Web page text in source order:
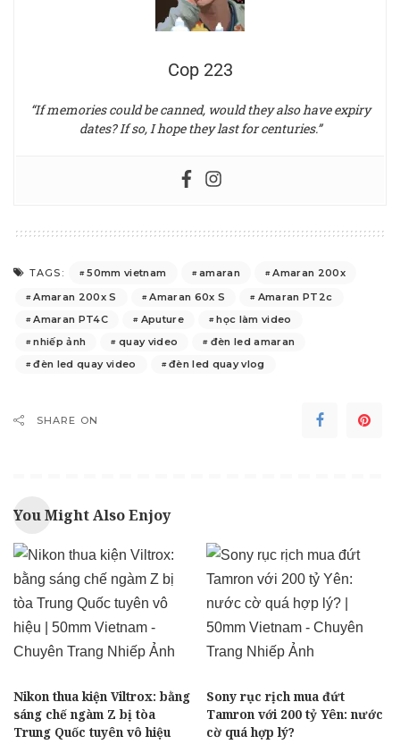
Cop 223
“If memories could be canned, would they also have expiry
dates? If so, I hope they last for centuries.”
TAGS: 50mm vietnam amaran
Amaran 200x
Amaran 200x S
Amaran 60x S
Amaran PT2c
Amaran PT4C
Aputure
học làm video
nhiếp ảnh
quay video
đèn led amaran
đèn led quay video
đèn led quay vlog
SHARE ON
You Might Also Enjoy
Nikon thua kiện Viltrox: bằng
sáng chế ngàm Z bị tòa
Trung Quốc tuyên vô hiệu
Sony rục rịch mua đứt
Tamron với 200 tỷ Yên: nước
cờ quá hợp lý?